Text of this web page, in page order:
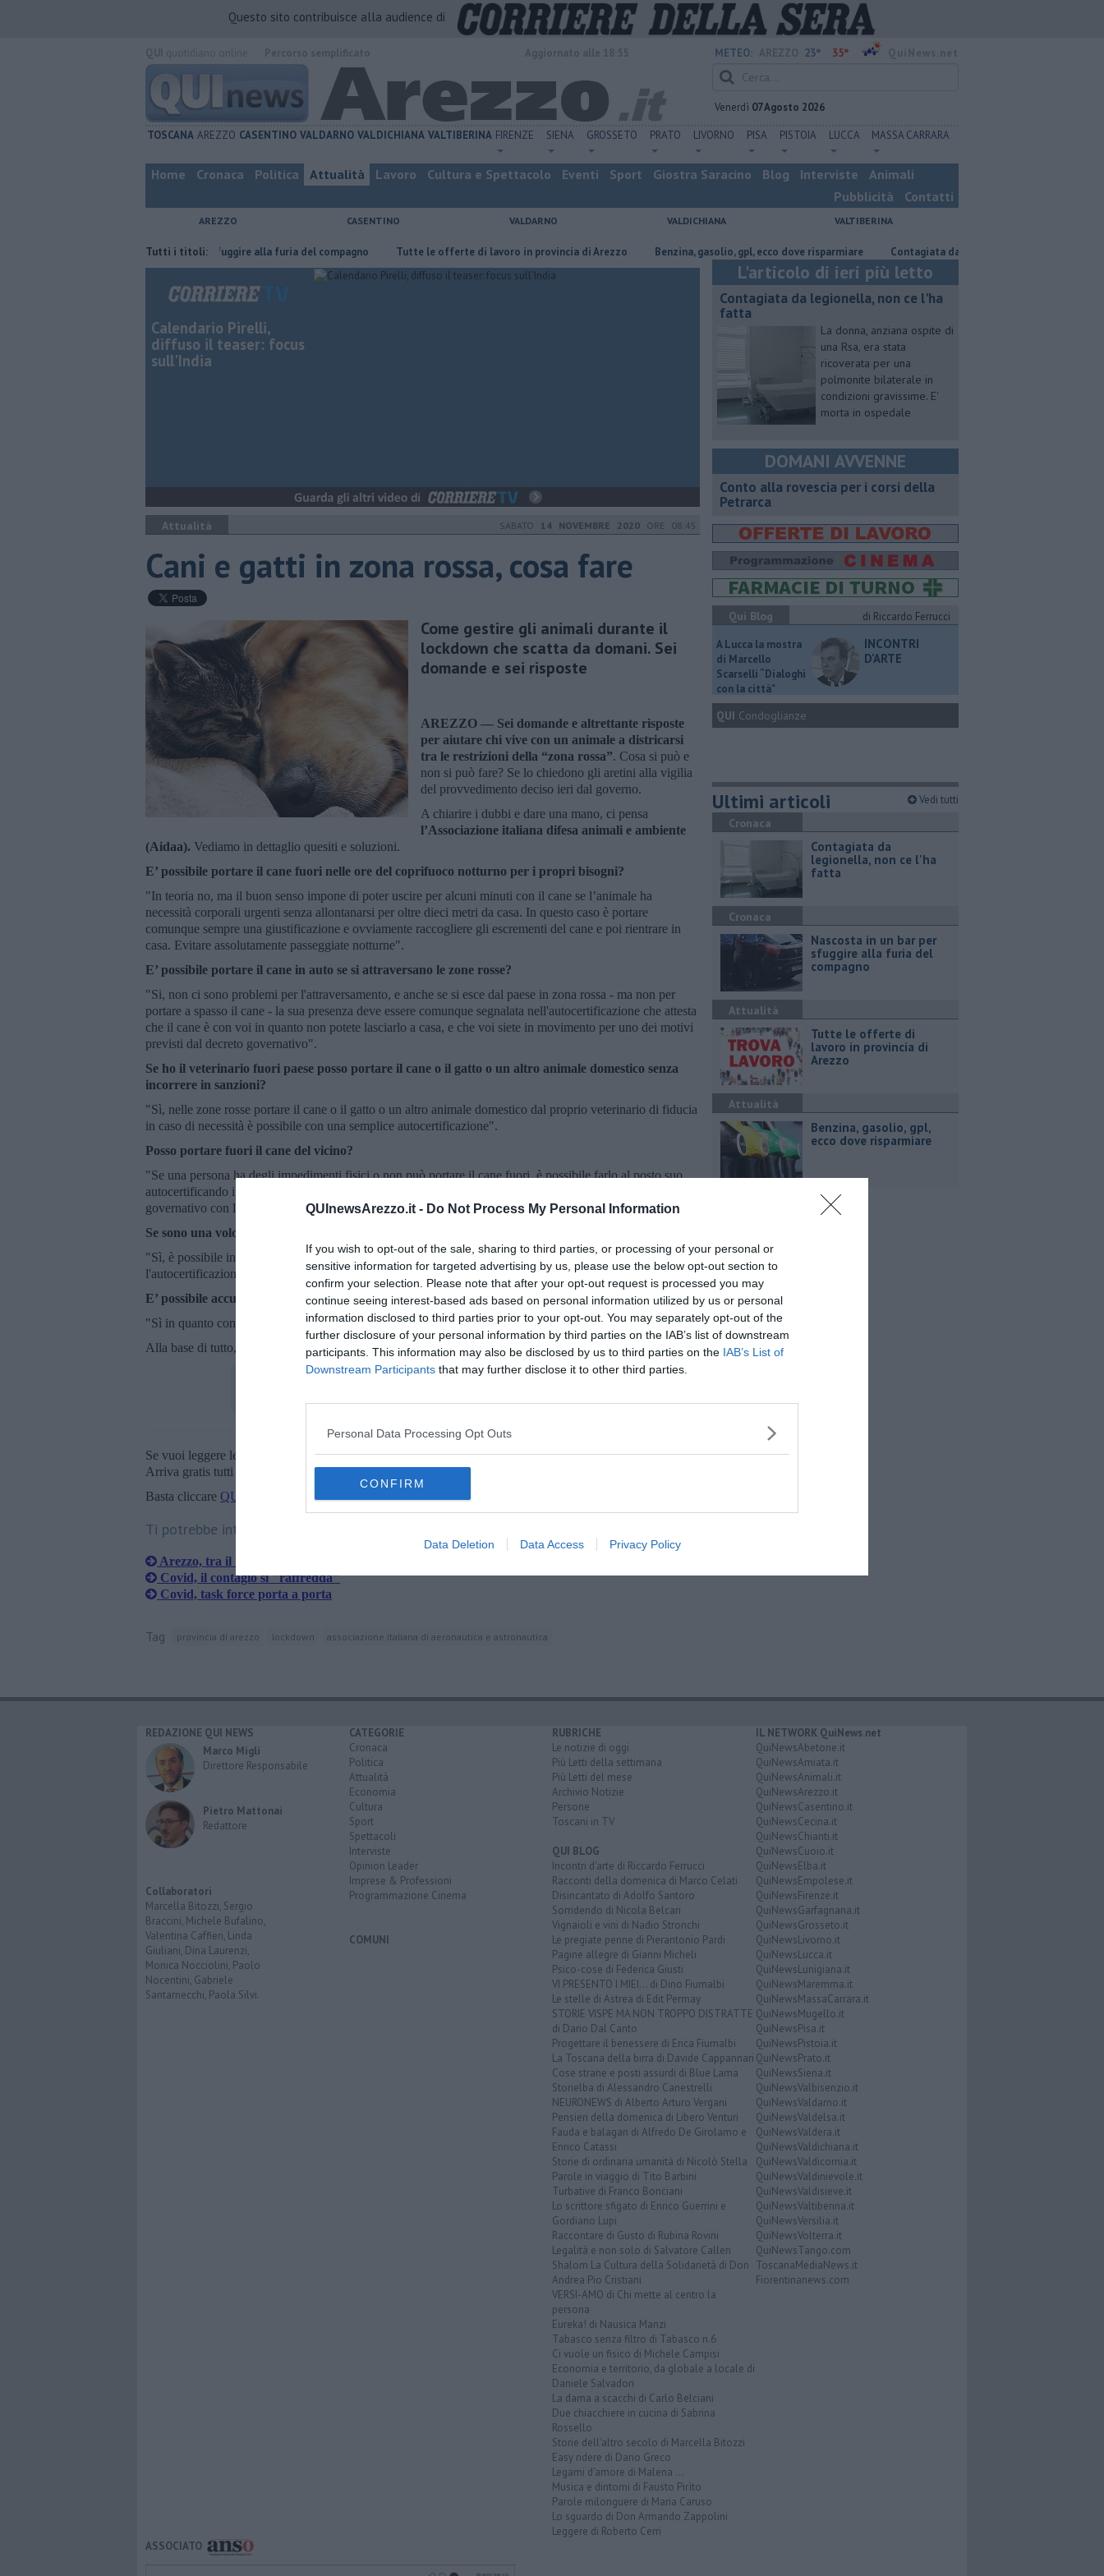
QUInewsArezzo.it - Do Not Process My Personal Information
If you wish to opt-out of the sale, sharing to third parties, or processing of your personal or
sensitive information for targeted advertising by us, please use the below opt-out section to
confirm your selection. Please note that after your opt-out request is processed you may
continue seeing interest-based ads based on personal information utilized by us or personal
information disclosed to third parties prior to your opt-out. You may separately opt-out of the
further disclosure of your personal information by third parties on the IAB’s list of downstream
participants. This information may also be disclosed by us to third parties on the IAB’s List of
Downstream Participants that may further disclose it to other third parties.
Personal Data Processing Opt Outs
CONFIRM
Data Deletion Data Access Privacy Policy
Questo sito contribuisce alla audience di
METEO: 23° 35°
Venerdì 07 Agosto 2026
TOSCANA AREZZO CASENTINO VALDARNO VALDICHIANA VALTIBERINA FIRENZE SIENA GROSSETO PRATO LIVORNO PISA PISTOIA LUCCA MASSA CARRARA
Home Cronaca Politica Attualità Lavoro Cultura e Spettacolo Eventi Sport Giostra Saracino Blog Interviste
Animali
Pubblicità
Contatti
AREZZO CASENTINO VALDARNO VALDICHIANA VALTIBERINA
Tutti i titoli:
Nascosta in un bar per sfuggire alla furia del compagno ​Tutte le offerte di lavoro in provincia di Arezzo ​Benzina, gasolio, gpl, ecco dove risparmiare Contagiata da legionella, non ce l'ha fatta
Calendario Pirelli,
diffuso il teaser: focus
sull'India
Attualità SABATO 14 NOVEMBRE 2020 ORE 08:45
​Cani e gatti in zona rossa, cosa fare
Come gestire gli animali durante il
lockdown che scatta da domani. Sei
domande e sei risposte
AREZZO — Sei domande e altrettante risposte
per aiutare chi vive con un animale a districarsi
tra le restrizioni della “zona rossa”. Cosa si può e
non si può fare? Se lo chiedono gli aretini alla vigilia
del provvedimento deciso ieri dal governo.
A chiarire i dubbi e dare una mano, ci pensa
l’Associazione italiana difesa animali e ambiente
(Aidaa). Vediamo in dettaglio quesiti e soluzioni.
E’ possibile portare il cane fuori nelle ore del coprifuoco notturno per i propri bisogni?
"In teoria no, ma il buon senso impone di poter uscire per alcuni minuti con il cane se l’animale ha
necessità corporali urgenti senza allontanarsi per oltre dieci metri da casa. In questo caso è portare
comunque sempre una giustificazione e ovviamente raccogliere gli escrementi del cane e poi rientrare in
casa. Evitare assolutamente passeggiate notturne".
E’ possibile portare il cane in auto se si attraversano le zone rosse?
"Si, non ci sono problemi per l'attraversamento, e anche se si esce dal paese in zona rossa - ma non per
portare a spasso il cane - la sua presenza deve essere comunque segnalata nell'autocertificazione che attesta
che il cane è con voi in quanto non potete lasciarlo a casa, e che voi siete in movimento per uno dei motivi
previsti dal decreto governativo".
Se ho il veterinario fuori paese posso portare il cane o il gatto o un altro animale domestico senza
incorrere in sanzioni?
"Sì, nelle zone rosse portare il cane o il gatto o un altro animale domestico dal proprio veterinario di fiducia
in caso di necessità è possibile con una semplice autocertificazione".
Posso portare fuori il cane del vicino?
"Se una persona ha degli impedimenti fisici o non può portare il cane fuori, è possibile farlo al posto suo,
autocertificando il motivo e comunque per passeggiate non lontane da casa, così come previsto nel decreto
governativo con le limitazioni previste per le zone rosse. In caso di falsa dichiarazione scatta la sanzione".
Se sono una volontaria posso accudire i cani randagi anche se fuori dal paese di residenza?
"Sì, è possibile in quanto il decreto fa rientrare questa tra le attività necessarie ma serve
l'autocertificazione".
E’ possibile accudire le colonie feline in zona rossa anche se sono fuori comune?
"Sì in quanto considerata una attività necessaria, anche in questo caso serve l'autocertificazione".
Alla base di tutto, resta il
buon senso di ogni cittadino di fronte all’emergenza sanitaria.
Se vuoi leggere le notizie principali della Toscana iscriviti allaNewsletter QUInews - ToscanaMedia.
Arriva gratis tutti i giorni alle 20:00 direttamente nella tua casella di posta.
Basta cliccare QUI
Ti potrebbe interessare anche:
Arezzo, tra il rosso Covid e il nero dell'economia
Covid, il contagio si "raffredda"
​Covid, task force porta a porta
Tag provincia di arezzo lockdown associazione italiana di aeronautica e astronautica
L'articolo di ieri più letto
Contagiata da legionella, non ce l'ha
fatta
La donna, anziana ospite di
una Rsa, era stata
ricoverata per una
polmonite bilaterale in
condizioni gravissime. E'
morta in ospedale
DOMANI AVVENNE
​Conto alla rovescia per i corsi della
Petrarca
Qui Blog
di Riccardo Ferrucci
A Lucca la mostra
di Marcello
Scarselli “Dialoghi
con la città"
INCONTRI
D'ARTE
QUI Condoglianze
Ultimi articoli Vedi tutti
Cronaca
Contagiata da
legionella, non ce l'ha
fatta
Cronaca
Nascosta in un bar per
sfuggire alla furia del
compagno
Attualità
​Tutte le offerte di
lavoro in provincia di
Arezzo
Attualità
​Benzina, gasolio, gpl,
ecco dove risparmiare
REDAZIONE QUI NEWS
Marco Migli
Direttore Responsabile
Pietro Mattonai
Redattore
Collaboratori
Marcella Bitozzi, Sergio
Braccini, Michele Bufalino,
Valentina Caffieri, Linda
Giuliani, Dina Laurenzi,
Monica Nocciolini, Paolo
Nocentini, Gabriele
Santarnecchi, Paola Silvi.
CATEGORIE
Cronaca
Politica
Attualità
Economia
Cultura
Sport
Spettacoli
Interviste
Opinion Leader
Imprese & Professioni
Programmazione Cinema
COMUNI
RUBRICHE
Le notizie di oggi
Più Letti della settimana
Più Letti del mese
Archivio Notizie
Persone
Toscani in TV
QUI BLOG
Incontri d'arte di Riccardo Ferrucci
Racconti della domenica di Marco Celati
Disincantato di Adolfo Santoro
Sorridendo di Nicola Belcari
Vignaioli e vini di Nadio Stronchi
Le pregiate penne di Pierantonio Pardi
Pagine allegre di Gianni Micheli
Psico-cose di Federica Giusti
VI PRESENTO I MIEI... di Dino Fiumalbi
Le stelle di Astrea di Edit Permay
STORIE VISPE MA NON TROPPO DISTRATTE
di Dario Dal Canto
Progettare il benessere di Erica Fiumalbi
La Toscana della birra di Davide Cappannari
Cose strane e posti assurdi di Blue Lama
Storielba di Alessandro Canestrelli
NEURONEWS di Alberto Arturo Vergani
Pensieri della domenica di Libero Venturi
Fauda e balagan di Alfredo De Girolamo e
Enrico Catassi
Storie di ordinaria umanità di Nicolò Stella
Parole in viaggio di Tito Barbini
Turbative di Franco Bonciani
Lo scrittore sfigato di Enrico Guerrini e
Gordiano Lupi
Raccontare di Gusto di Rubina Rovini
Legalità e non solo di Salvatore Calleri
Shalom La Cultura della Solidarietà di Don
Andrea Pio Cristiani
VERSI-AMO di Chi mette al centro la
persona
Eureka! di Nausica Manzi
Tabasco senza filtro di Tabasco n.6
Ci vuole un fisico di Michele Campisi
Economia e territorio, da globale a locale di
Daniele Salvadori
La dama a scacchi di Carlo Belciani
Due chiacchiere in cucina di Sabrina
Rossello
Storie dell'altro secolo di Marcella Bitozzi
Easy ridere di Dario Greco
Legami d'amore di Malena ...
Musica e dintorni di Fausto Pirìto
Parole milonguere di Maria Caruso
Lo sguardo di Don Armando Zappolini
Leggere di Roberto Cerri
IL NETWORK QuiNews.net
QuiNewsAbetone.it
QuiNewsAmiata.it
QuiNewsAnimali.it
QuiNewsArezzo.it
QuiNewsCasentino.it
QuiNewsCecina.it
QuiNewsChianti.it
QuiNewsCuoio.it
QuiNewsElba.it
QuiNewsEmpolese.it
QuiNewsFirenze.it
QuiNewsGarfagnana.it
QuiNewsGrosseto.it
QuiNewsLivorno.it
QuiNewsLucca.it
QuiNewsLunigiana.it
QuiNewsMaremma.it
QuiNewsMassaCarrara.it
QuiNewsMugello.it
QuiNewsPisa.it
QuiNewsPistoia.it
QuiNewsPrato.it
QuiNewsSiena.it
QuiNewsValbisenzio.it
QuiNewsValdarno.it
QuiNewsValdelsa.it
QuiNewsValdera.it
QuiNewsValdichiana.it
QuiNewsValdicornia.it
QuiNewsValdinievole.it
QuiNewsValdisieve.it
QuiNewsValtiberina.it
QuiNewsVersilia.it
QuiNewsVolterra.it
QuiNewsTango.com
ToscanaMediaNews.it
Fiorentinanews.com
ASSOCIATO